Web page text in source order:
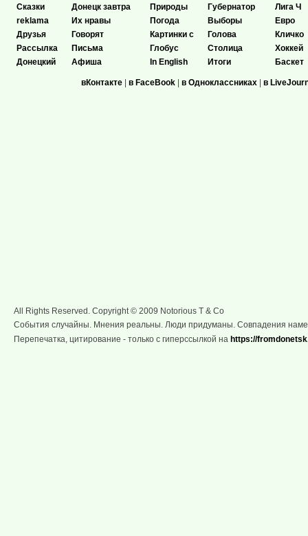
Сказки
reklama
Друзья
Рассылка
Донецкий
Донецк завтра
Их нравы
Говорят
Письма
Афиша
Природы
Погода
Картинки с
Глобус
In English
Губернатор
Выборы
Голова
Столица
Итоги
Лига Ч
Евро
Кличко
Хоккей
Баскет
вКонтакте | в FaceBook | в Одноклассниках | в
All Rights Reserved. Copyright © 2009 Notorious T & Co
События случайны. Мнения реальны. Люди придуманы. Совпадения
Перепечатка, цитирование - только с гиперссылкой на https://